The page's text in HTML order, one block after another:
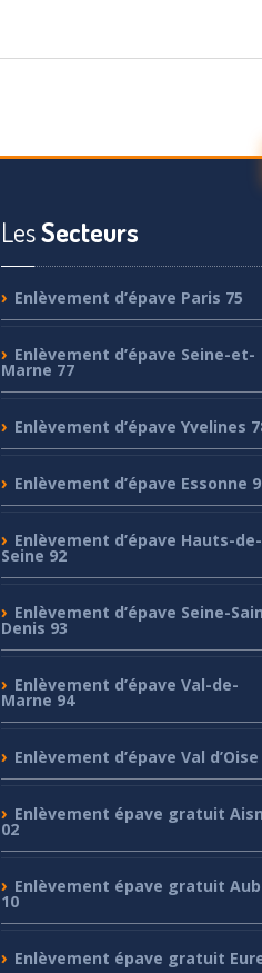
LesSecteurs
Enlèvement d’épave Paris 75
Enlèvement d’épave Seine-et-
Marne 77
Enlèvement d’épave Yvelines
Enlèvement d’épave Essonne
Enlèvement d’épave Hauts-de-
Seine 92
Enlèvement d’épave Seine-
Denis 93
Enlèvement d’épave Val-de-
Marne 94
Enlèvement d’épave Val d’Oise
Enlèvement épave gratuit
02
Enlèvement épave gratuit
10
Enlèvement épave gratuit